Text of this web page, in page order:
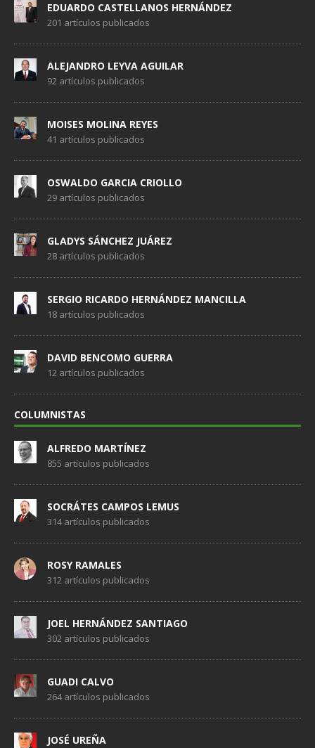
EDUARDO CASTELLANOS HERNÁNDEZ
201 artículos publicados
ALEJANDRO LEYVA AGUILAR
92 artículos publicados
MOISES MOLINA REYES
41 artículos publicados
OSWALDO GARCIA CRIOLLO
29 artículos publicados
GLADYS SÁNCHEZ JUÁREZ
28 artículos publicados
SERGIO RICARDO HERNÁNDEZ MANCILLA
18 artículos publicados
DAVID BENCOMO GUERRA
12 artículos publicados
COLUMNISTAS
ALFREDO MARTÍNEZ
855 artículos publicados
SOCRÁTES CAMPOS LEMUS
314 artículos publicados
ROSY RAMALES
312 artículos publicados
JOEL HERNÁNDEZ SANTIAGO
302 artículos publicados
GUADI CALVO
264 artículos publicados
JOSÉ UREÑA